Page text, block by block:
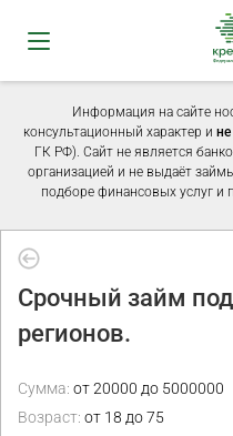
Информация на сайте
консультационный характер и
ГК РФ). Сайт не является
организацией и не выдаёт
подборе финансовых услуг
Срочный займ
регионов.
Сумма: от 20000 до 5000000
Возраст: от 18 до 75